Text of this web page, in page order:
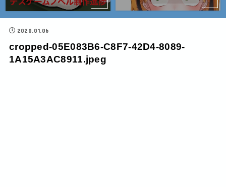
2020.01.06
cropped-05E083B6-C8F7-42D4-8089-
1A15A3AC8911.jpeg